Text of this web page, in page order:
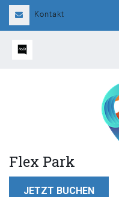
Kontakt
Flex Park
JETZT BUCHEN